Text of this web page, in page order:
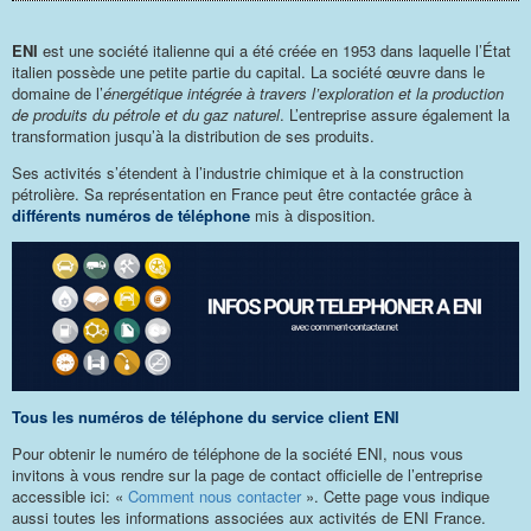
ENI est une société italienne qui a été créée en 1953 dans laquelle l’État
italien possède une petite partie du capital. La société œuvre dans le
domaine de l’énergétique intégrée à travers l’exploration et la production
de produits du pétrole et du gaz naturel. L’entreprise assure également la
transformation jusqu’à la distribution de ses produits.
Ses activités s’étendent à l’industrie chimique et à la construction
pétrolière. Sa représentation en France peut être contactée grâce à
différents numéros de téléphone mis à disposition.
Tous les numéros de téléphone du service client ENI
Pour obtenir le numéro de téléphone de la société ENI, nous vous
invitons à vous rendre sur la page de contact officielle de l’entreprise
accessible ici: « Comment nous contacter». Cette page vous indique
aussi toutes les informations associées aux activités de ENI France.